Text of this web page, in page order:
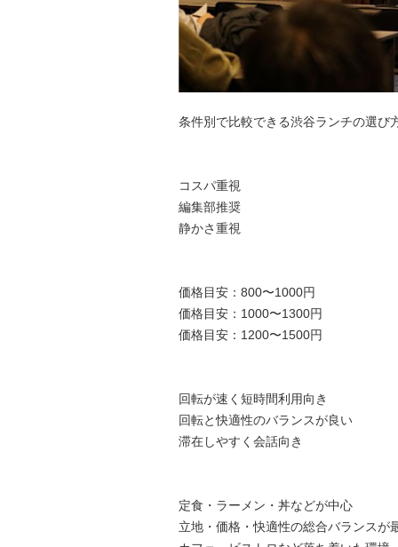
条件別で比較できる渋谷ランチの選び
コスパ重視
編集部推奨
静かさ重視
価格目安：800〜1000円
価格目安：1000〜1300円
価格目安：1200〜1500円
回転が速く短時間利用向き
回転と快適性のバランスが良い
滞在しやすく会話向き
定食・ラーメン・丼などが中心
立地・価格・快適性の総合バランスが